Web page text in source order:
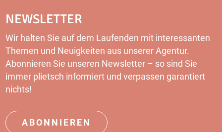
NEWSLETTER
Wir halten Sie auf dem Laufenden mit interessanten
Themen und Neuigkeiten aus unserer Agentur.
Abonnieren Sie unseren Newsletter – so sind Sie
immer plietsch informiert und verpassen garantiert
nichts!
ABONNIEREN